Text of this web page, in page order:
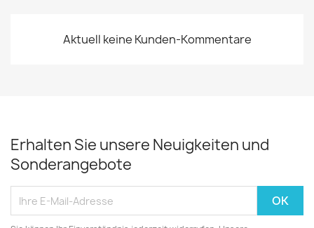
Aktuell keine Kunden-Kommentare
Erhalten Sie unsere Neuigkeiten und
Sonderangebote